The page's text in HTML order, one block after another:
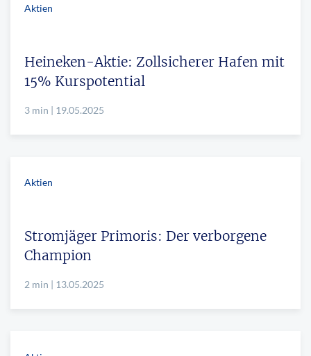
Aktien
Heineken-Aktie: Zollsicherer Hafen mit
15% Kurspotential
3 min | 19.05.2025
Aktien
Stromjäger Primoris: Der verborgene
Champion
2 min | 13.05.2025